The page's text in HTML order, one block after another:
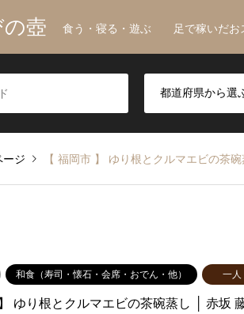
壺 食う・寝る・遊ぶ 足で稼いだお
ージ 【 福岡市 】 ゆり根とクルマエビの茶
和食（寿司・懐石・会席・おでん・他） 一人
】 ゆり根とクルマエビの茶碗蒸し │ 赤坂